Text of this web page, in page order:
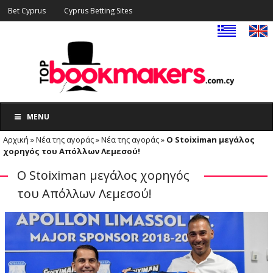
Bet Cyprus Cyprus Betting Sites
MENU
Αρχική »Νέα της αγοράς»Νέα της αγοράς» Ο Stoiximan μεγάλος
χορηγός του Απόλλων Λεμεσού!
Ο Stoiximan μεγάλος χορηγός
του Απόλλων Λεμεσού!